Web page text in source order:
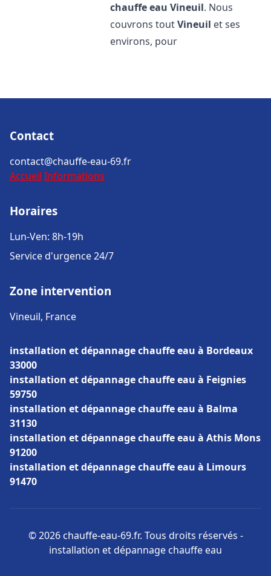
chauffe eau Vineuil. Nous
couvrons toutVineuil et ses
environs, pour
Contact
contact@chauffe-eau-69.fr
Accueil Informations
Horaires
Lun-Ven: 8h-19h
Service d'urgence 24/7
Zone intervention
Vineuil, France
installation et dépannage chauffe eau à Bordeaux
33000
installation et dépannage chauffe eau à Feignies
59750
installation et dépannage chauffe eau à Balma
31130
installation et dépannage chauffe eau à Athis Mons
91200
installation et dépannage chauffe eau à Limours
91470
© 2026 chauffe-eau-69.fr. Tous droits réservés -
installation et dépannage chauffe eau